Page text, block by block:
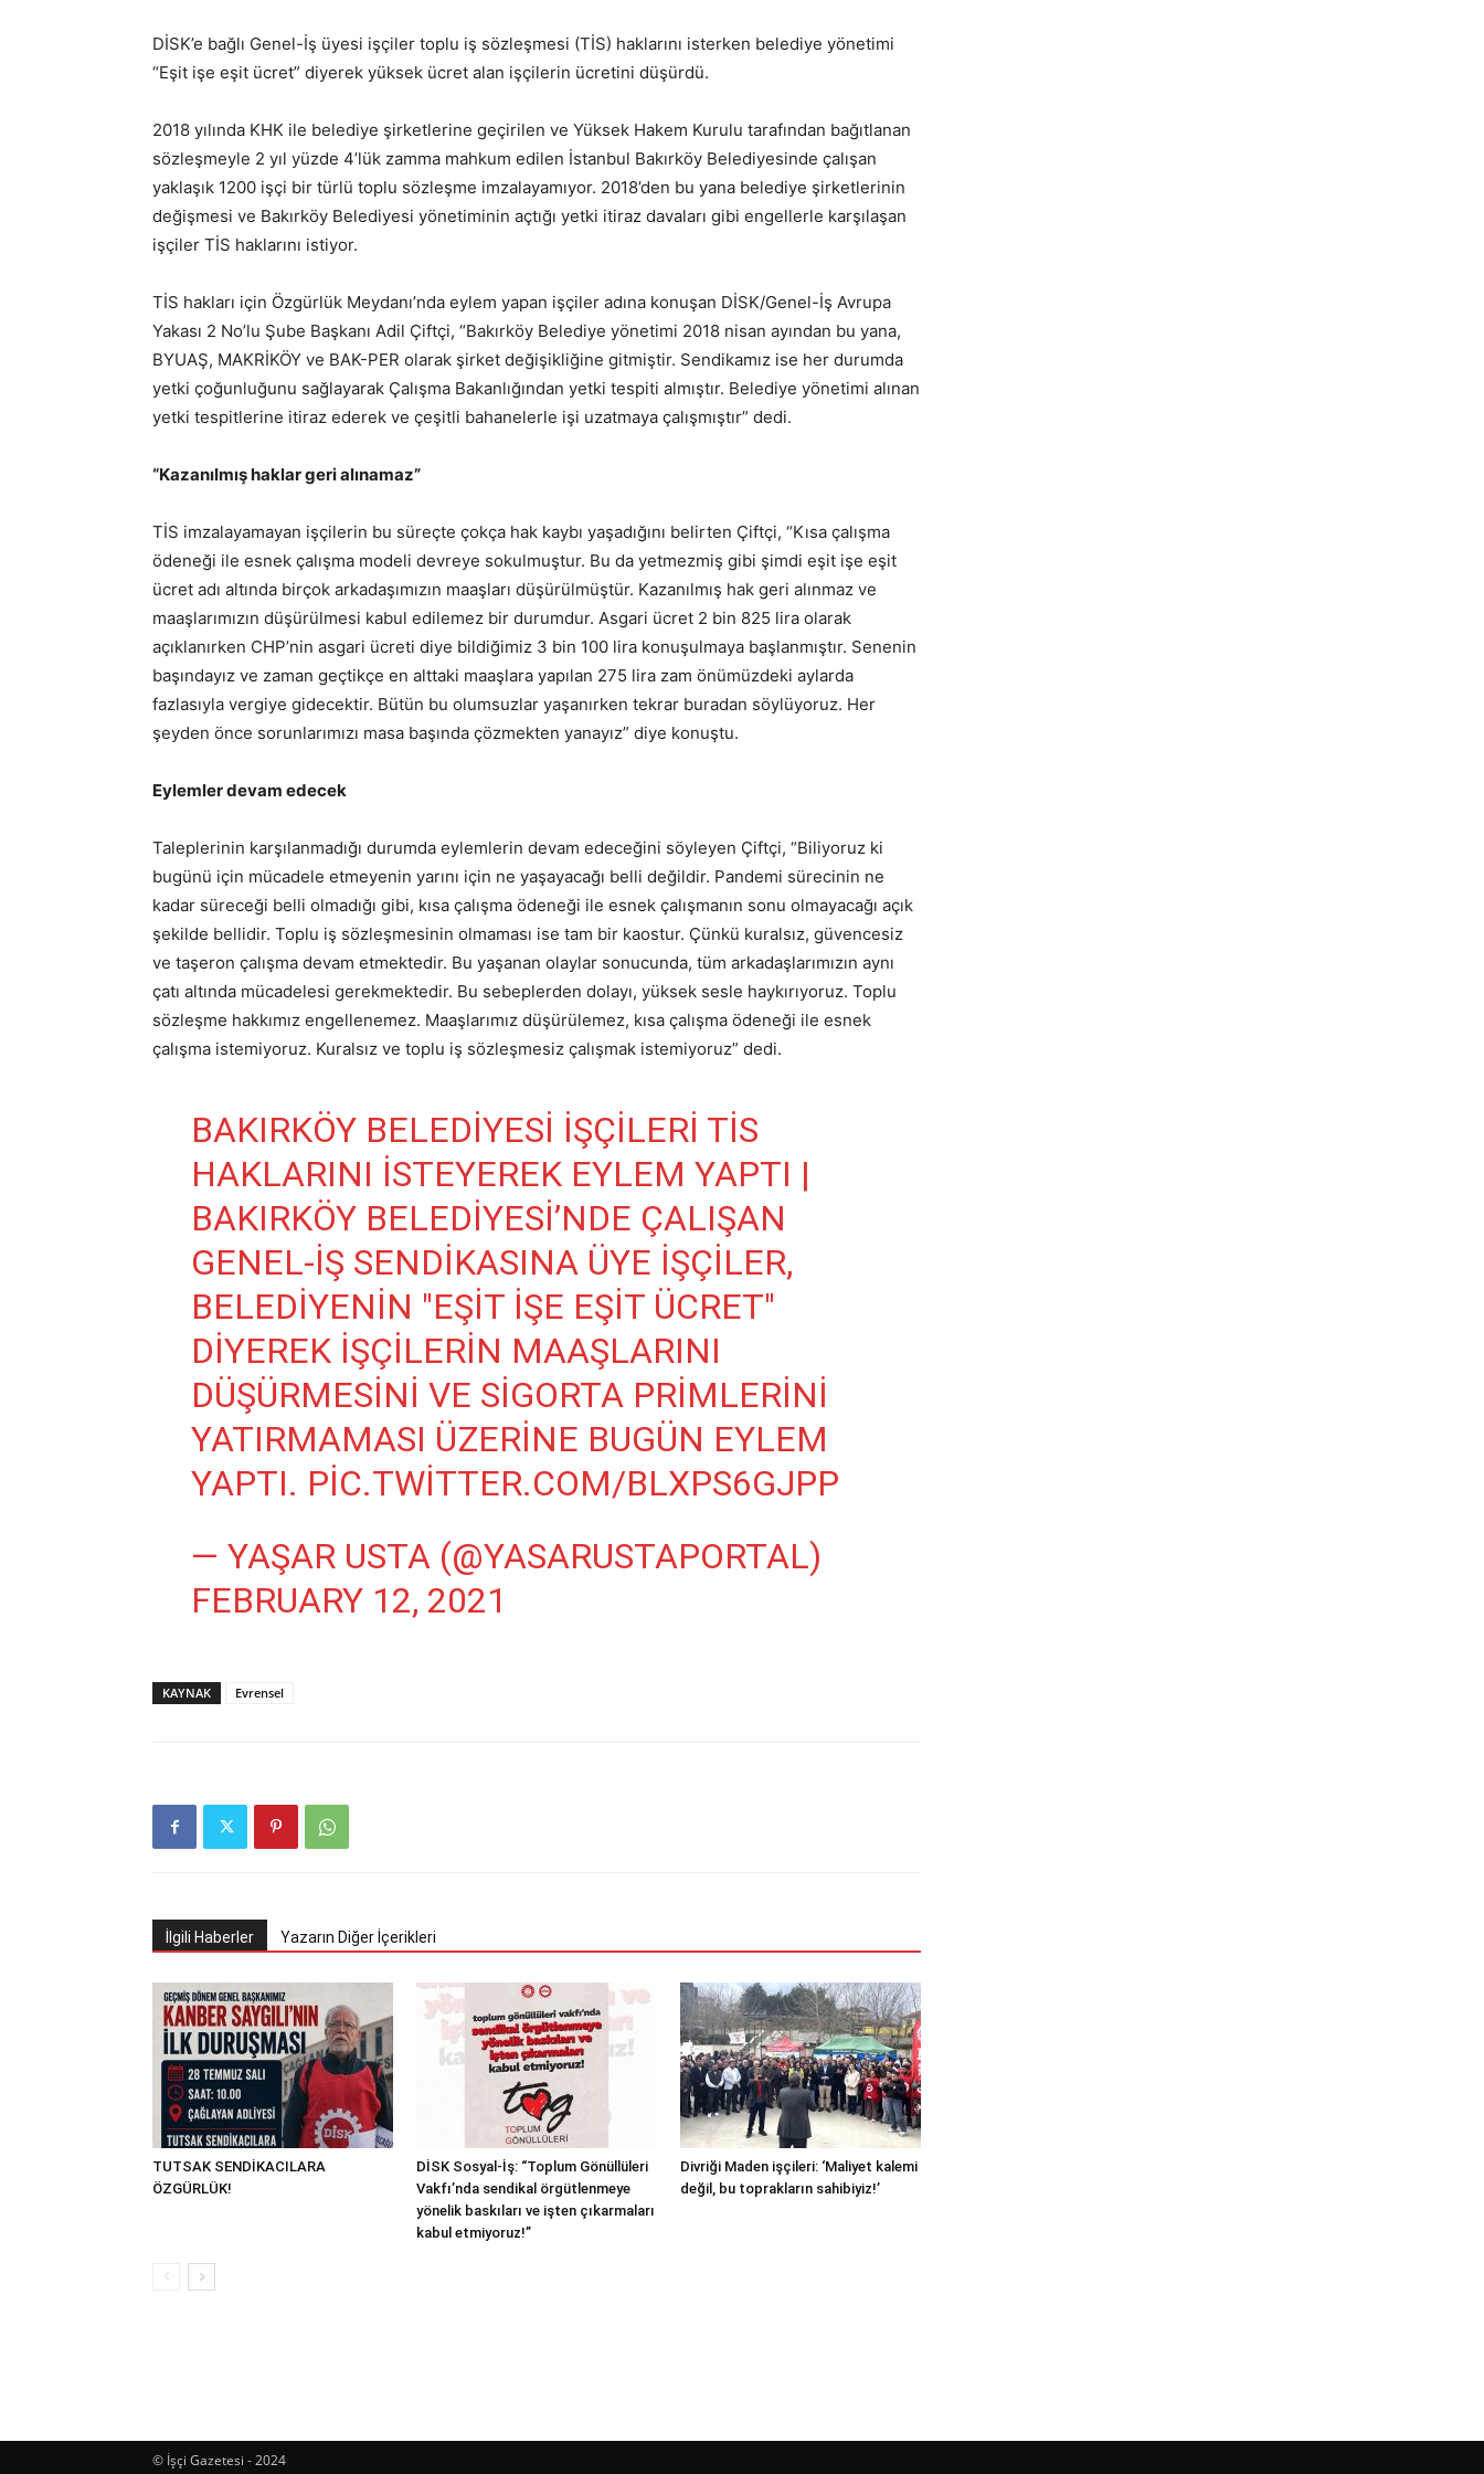
DİSK’e bağlı Genel-İş üyesi işçiler toplu iş sözleşmesi (TİS) haklarını isterken belediye yönetimi
“Eşit işe eşit ücret” diyerek yüksek ücret alan işçilerin ücretini düşürdü.
2018 yılında KHK ile belediye şirketlerine geçirilen ve Yüksek Hakem Kurulu tarafından bağıtlanan
sözleşmeyle 2 yıl yüzde 4’lük zamma mahkum edilen İstanbul Bakırköy Belediyesinde çalışan
yaklaşık 1200 işçi bir türlü toplu sözleşme imzalayamıyor. 2018’den bu yana belediye şirketlerinin
değişmesi ve Bakırköy Belediyesi yönetiminin açtığı yetki itiraz davaları gibi engellerle karşılaşan
işçiler TİS haklarını istiyor.
TİS hakları için Özgürlük Meydanı’nda eylem yapan işçiler adına konuşan DİSK/Genel-İş Avrupa
Yakası 2 No’lu Şube Başkanı Adil Çiftçi, “Bakırköy Belediye yönetimi 2018 nisan ayından bu yana,
BYUAŞ, MAKRİKÖY ve BAK-PER olarak şirket değişikliğine gitmiştir. Sendikamız ise her durumda
yetki çoğunluğunu sağlayarak Çalışma Bakanlığından yetki tespiti almıştır. Belediye yönetimi alınan
yetki tespitlerine itiraz ederek ve çeşitli bahanelerle işi uzatmaya çalışmıştır” dedi.
“Kazanılmış haklar geri alınamaz”
TİS imzalayamayan işçilerin bu süreçte çokça hak kaybı yaşadığını belirten Çiftçi, “Kısa çalışma
ödeneği ile esnek çalışma modeli devreye sokulmuştur. Bu da yetmezmiş gibi şimdi eşit işe eşit
ücret adı altında birçok arkadaşımızın maaşları düşürülmüştür. Kazanılmış hak geri alınmaz ve
maaşlarımızın düşürülmesi kabul edilemez bir durumdur. Asgari ücret 2 bin 825 lira olarak
açıklanırken CHP’nin asgari ücreti diye bildiğimiz 3 bin 100 lira konuşulmaya başlanmıştır. Senenin
başındayız ve zaman geçtikçe en alttaki maaşlara yapılan 275 lira zam önümüzdeki aylarda
fazlasıyla vergiye gidecektir. Bütün bu olumsuzlar yaşanırken tekrar buradan söylüyoruz. Her
şeyden önce sorunlarımızı masa başında çözmekten yanayız” diye konuştu.
Eylemler devam edecek
Taleplerinin karşılanmadığı durumda eylemlerin devam edeceğini söyleyen Çiftçi, “Biliyoruz ki
bugünü için mücadele etmeyenin yarını için ne yaşayacağı belli değildir. Pandemi sürecinin ne
kadar süreceği belli olmadığı gibi, kısa çalışma ödeneği ile esnek çalışmanın sonu olmayacağı açık
şekilde bellidir. Toplu iş sözleşmesinin olmaması ise tam bir kaostur. Çünkü kuralsız, güvencesiz
ve taşeron çalışma devam etmektedir. Bu yaşanan olaylar sonucunda, tüm arkadaşlarımızın aynı
çatı altında mücadelesi gerekmektedir. Bu sebeplerden dolayı, yüksek sesle haykırıyoruz. Toplu
sözleşme hakkımız engellenemez. Maaşlarımız düşürülemez, kısa çalışma ödeneği ile esnek
çalışma istemiyoruz. Kuralsız ve toplu iş sözleşmesiz çalışmak istemiyoruz” dedi.
BAKIRKÖY BELEDIYESI IŞÇILERI TİS
HAKLARINI ISTEYEREK EYLEM YAPTI |
BAKIRKÖY BELEDIYESI’NDE ÇALIŞAN
GENEL-İŞ SENDIKASINA ÜYE IŞÇILER,
BELEDIYENIN "EŞIT IŞE EŞIT ÜCRET"
DIYEREK IŞÇILERIN MAAŞLARINI
DÜŞÜRMESINI VE SIGORTA PRIMLERINI
YATIRMAMASI ÜZERINE BUGÜN EYLEM
YAPTI. PIC.TWITTER.COM/BLXPS6GJPP
— YAŞAR USTA (@YASARUSTAPORTAL)
FEBRUARY 12, 2021
KAYNAK Evrensel
İlgili Haberler Yazarın Diğer İçerikleri
TUTSAK SENDİKACILARA
ÖZGÜRLÜK!
DİSK Sosyal-İş: “Toplum Gönüllüleri
Vakfı’nda sendikal örgütlenmeye
yönelik baskıları ve işten çıkarmaları
kabul etmiyoruz!”
Divriği Maden işçileri: ‘Maliyet kalemi
değil, bu toprakların sahibiyiz!’
© İşçi Gazetesi - 2024